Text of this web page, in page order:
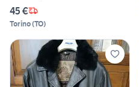
45 €
Torino(TO)